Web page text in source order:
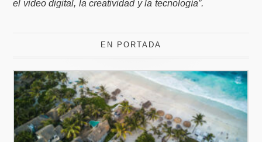
el video digital, la creatividad y la tecnología”.
EN PORTADA